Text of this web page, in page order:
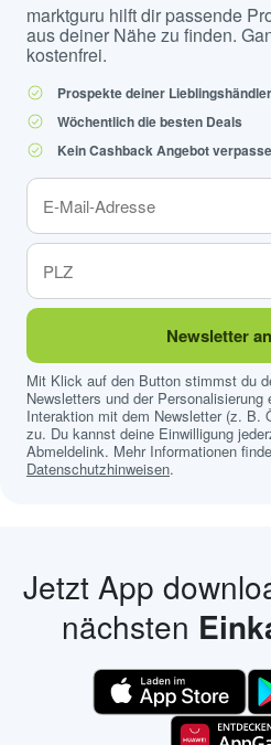
marktguru hilft dir passende
aus deiner Nähe zu finden.
kostenfrei.
Prospekte deiner Lieblingshändler
Wöchentlich die besten Deals
Kein Cashback Angebot
Newsletter
Mit Klick auf den Button stimmst du
Newsletters und der
Interaktion mit dem Newsletter (z. B.
zu. Du kannst deine Einwilligung
Abmeldelink. Mehr Informationen
Datenschutzhinweisen.
Jetzt App
nächsten